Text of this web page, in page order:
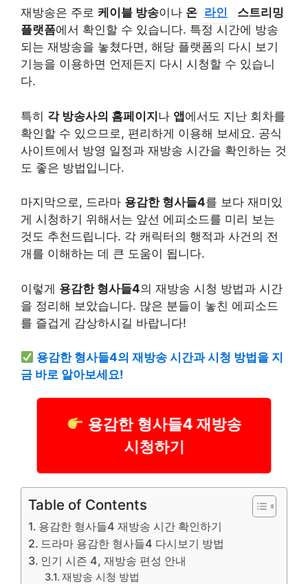
재방송은 주로 케이블 방송이나 온 라인
스트리밍
플랫폼에서 확인할 수 있습니다. 특정 시간에 방송
되는 재방송을 놓쳤다면, 해당 플랫폼의 다시 보기
기능을 이용하면 언제든지 다시 시청할 수 있습니
다.
특히 각 방송사의 홈페이지나 앱에서도 지난 회차를
확인할 수 있으므로, 편리하게 이용해 보세요. 공식
사이트에서 방영 일정과 재방송 시간을 확인하는 것
도 좋은 방법입니다.
마지막으로, 드라마 용감한 형사들4를 보다 재미있
게 시청하기 위해서는 앞선 에피소드를 미리 보는
것도 추천드립니다. 각 캐릭터의 행적과 사건의 전
개를 이해하는 데 큰 도움이 됩니다.
이렇게 용감한 형사들4의 재방송 시청 방법과 시간
을 정리해 보았습니다. 많은 분들이 놓친 에피소드
를 즐겁게 감상하시길 바랍니다!
용감한 형사들4의 재방송 시간과 시청 방법을 지
금 바로 알아보세요!
용감한 형사들4 재방송
시청하기
Table of Contents
용감한 형사들4 재방송 시간 확인하기
드라마 용감한 형사들4 다시보기 방법
인기 시즌 4, 재방송 편성 안내
재방송 시청 방법